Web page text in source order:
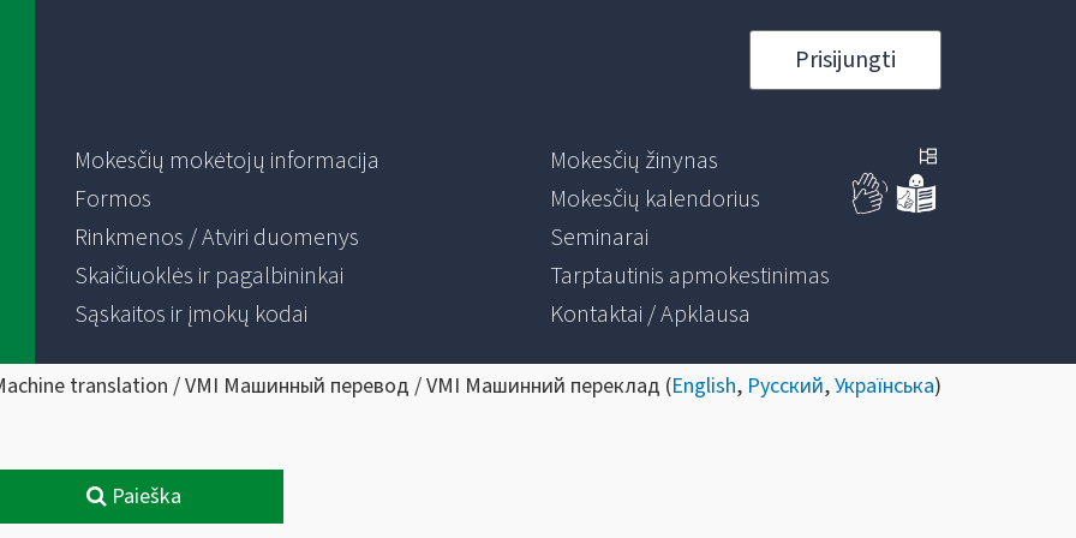
Prisijungti
Mokesčių mokėtojų informacija
Formos
Rinkmenos / Atviri duomenys
Skaičiuoklės ir pagalbininkai
Sąskaitos ir įmokų kodai
Mokesčių žinynas
Mokesčių kalendorius
Seminarai
Tarptautinis apmokestinimas
Kontaktai / Apklausa
translation / VMI Машинный перевод / VMI Машинний переклад (English, Русский,Українська)
Paieška